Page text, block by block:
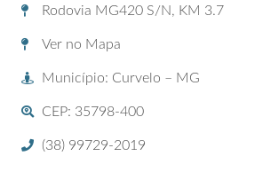
Rodovia MG420 S/N, KM 3.7
Ver no Mapa
Município: Curvelo – MG
CEP: 35798-400
(38) 99729-2019